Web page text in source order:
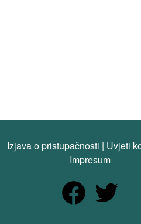
Izjava o pristupačnosti | Uvjeti
Impresum